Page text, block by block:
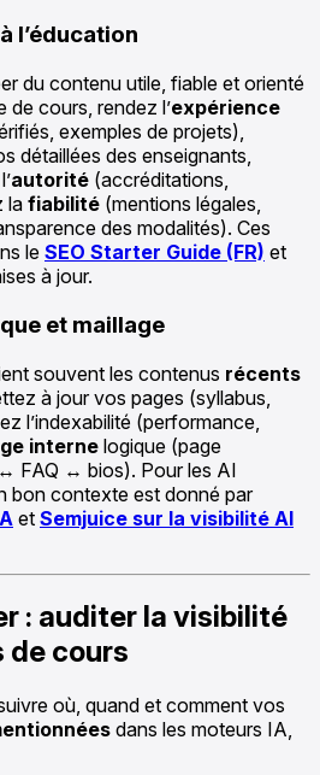
l’éducation
du contenu utile, fiable et orienté
de cours, rendez l’expérience
exemples de projets),
détaillées des enseignants,
autorité (accréditations,
lafiabilité (mentions légales,
des modalités). Ces
le SEO Starter Guide (FR) et
à jour.
et maillage
souvent les contenus récents
à jour vos pages (syllabus,
l’indexabilité (performance,
interne logique (page
FAQ ↔ bios). Pour les AI
bon contexte est donné par
et Semjuice sur la visibilité AI
: auditer la visibilité
de cours
où, quand et comment vos
dans les moteurs IA,